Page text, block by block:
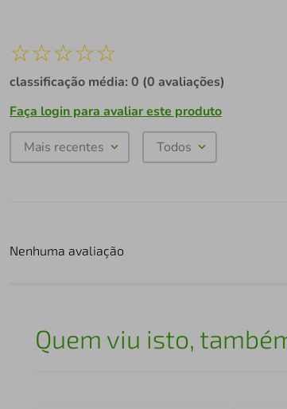
☆☆☆☆☆
classificação média: 0 (0 avaliações)
Faça login para avaliar este produto
Mais recentes Todos
Nenhuma avaliação
Quem viu isto,